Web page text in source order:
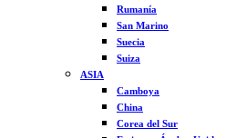
Rumanía
San Marino
Suecia
Suiza
ASIA
Camboya
China
Corea del Sur